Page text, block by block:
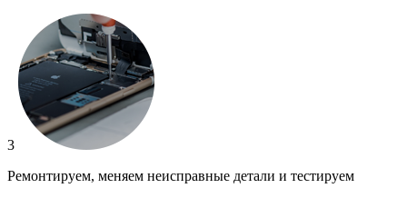
3
Ремонтируем, меняем неисправные детали и тестируем